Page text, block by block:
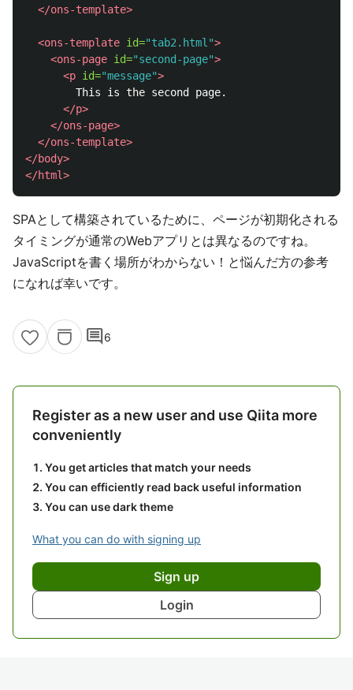
</ons-template>
<ons-template id="tab2.html">
<ons-page id="second-page">
<p id="message">
        This is the second page.
</p>
</ons-page>
</ons-template>
</body>
</html>
SPAとして構築されているために、ページが初期化される
タイミングが通常のWebアプリとは異なるのですね。
JavaScriptを書く場所がわからない！と悩んだ方の参考
になれば幸いです。
comment6
Register as a new user and use Qiita more
conveniently
You get articles that match your needs
You can efficiently read back useful information
You can use dark theme
What you can do with signing up
Sign up
Login